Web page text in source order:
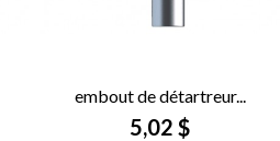
embout de détartreur...
5,02 $